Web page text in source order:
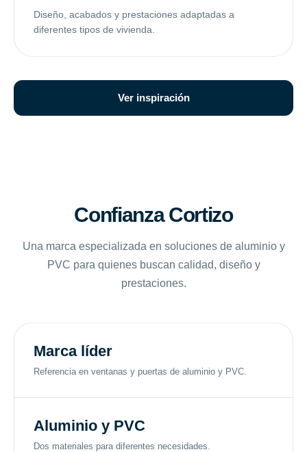
Diseño, acabados y prestaciones adaptadas a
diferentes tipos de vivienda.
Ver inspiración
Confianza Cortizo
Una marca especializada en soluciones de aluminio y
PVC para quienes buscan calidad, diseño y
prestaciones.
Marca líder
Referencia en ventanas y puertas de aluminio y PVC.
Aluminio y PVC
Dos materiales para diferentes necesidades.